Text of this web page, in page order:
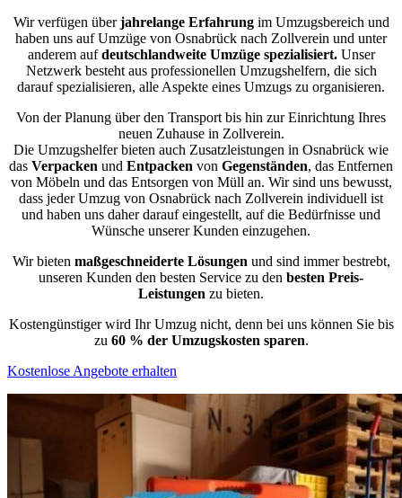
Wir verfügen überjahrelange Erfahrungim Umzugsbereich und
haben uns auf Umzüge von Osnabrück nach Zollverein und unter
anderem aufdeutschlandweite Umzüge spezialisiert.Unser
Netzwerk besteht aus professionellen Umzugshelfern, die sich
darauf spezialisieren, alle Aspekte eines Umzugs zu organisieren.
Von der Planung über den Transport bis hin zur Einrichtung Ihres
neuen Zuhause in Zollverein.
Die Umzugshelfer bieten auch Zusatzleistungen in Osnabrück wie
das Verpacken und Entpacken von Gegenständen, das Entfernen
von Möbeln und das Entsorgen von Müll an. Wir sind uns bewusst,
dass jeder Umzug von Osnabrück nach Zollverein individuell ist
und haben uns daher darauf eingestellt, auf die Bedürfnisse und
Wünsche unserer Kunden einzugehen.
Wir bieten maßgeschneiderte Lösungen und sind immer bestrebt,
unseren Kunden den besten Service zu den besten Preis-
Leistungen zu bieten.
Kostengünstiger wird Ihr Umzug nicht, denn bei uns können Sie bis
zu 60 % der Umzugskosten sparen.
Kostenlose Angebote erhalten